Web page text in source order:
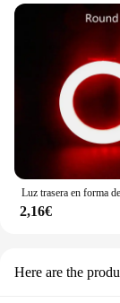
2,16€
Here are the